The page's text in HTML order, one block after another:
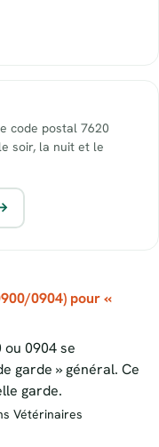
code postal 7620
soir, la nuit et le
0904) pour «
ou 0904 se
garde » général. Ce
garde.
Vétérinaires